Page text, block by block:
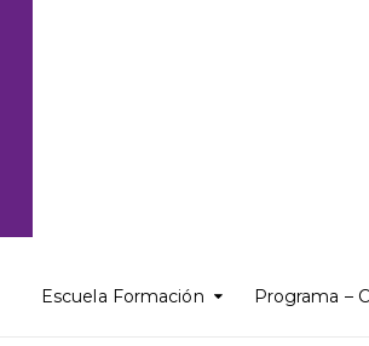
Escuela Formación Programa –